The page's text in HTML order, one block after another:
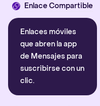
Enlace Compartible
Enlaces móviles
que abren la app
de Mensajes para
suscribirse con un
clic.